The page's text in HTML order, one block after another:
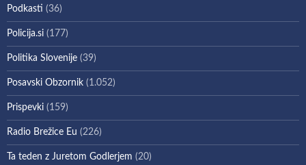
Podkasti (36)
Policija.si (177)
Politika Slovenije (39)
Posavski Obzornik (1.052)
Prispevki (159)
Radio Brežice Eu (226)
Ta teden z Juretom Godlerjem (20)